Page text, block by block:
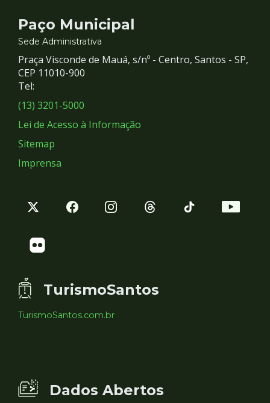
Contato
e
Redes
Sociais
Paço Municipal
Sede Administrativa
Praça Visconde de Mauá, s/nº - Centro, Santos - SP,
CEP 11010-900
Tel:
(13) 3201-5000
Lei de Acesso à Informação
Sitemap
Imprensa
TurismoSantos
TurismoSantos.com.br
Dados Abertos